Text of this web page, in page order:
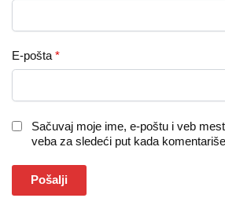
E-pošta*
Sačuvaj moje ime, e-poštu i veb
veba za sledeći put kada